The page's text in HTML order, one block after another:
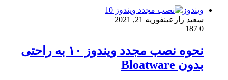
ویندوز
سعید زارعینفوریه 21, 2021
0
نحوه نصب مجدد ویندوز ۱۰ به راحتی
بدون Bloatware